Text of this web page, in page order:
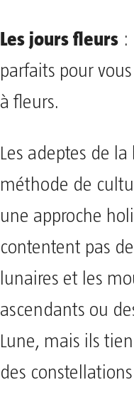
Les jours fleurs :
parfaits pour
à fleurs.
Les adeptes de
méthode de
une approche
contentent pas
lunaires et les
ascendants ou
Lune, mais ils
des